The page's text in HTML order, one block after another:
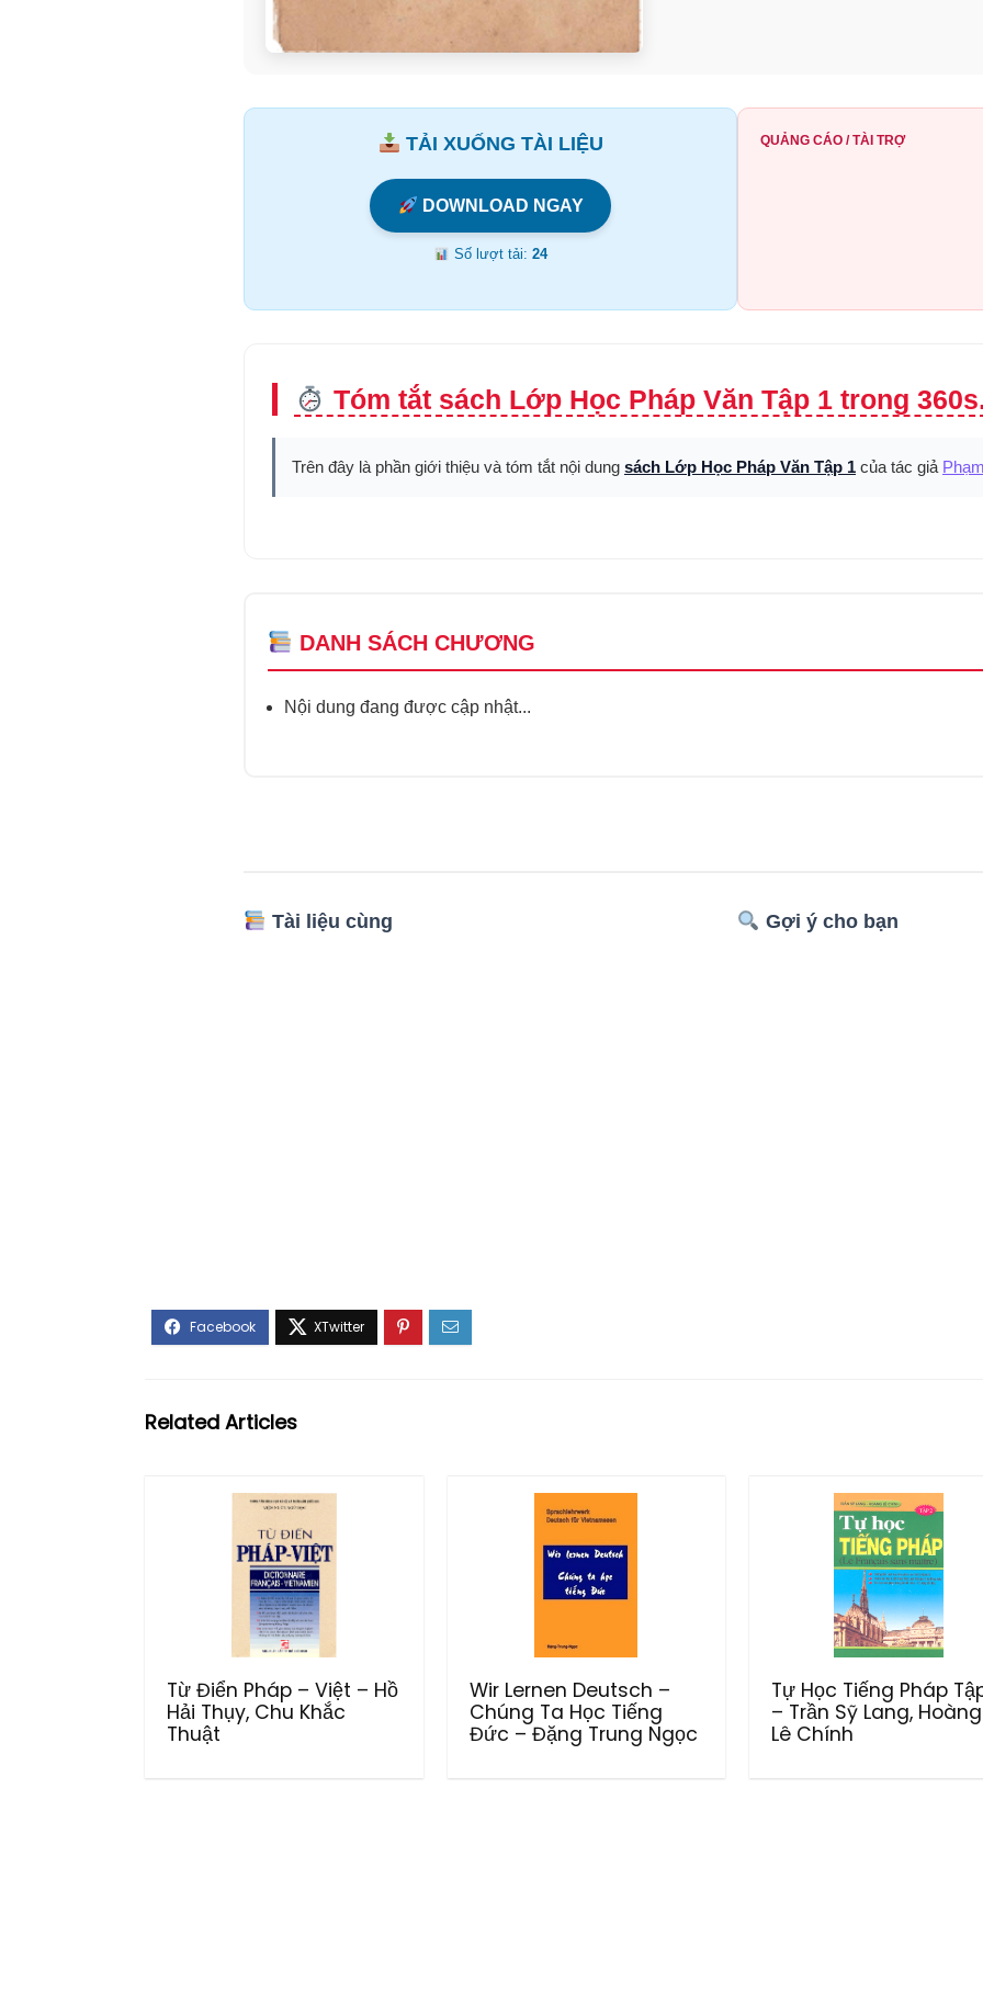
TẢI XUỐNG TÀI LIỆU
DOWNLOAD NGAY
Số lượt tải: 24
QUẢNG CÁO / TÀI TRỢ
Tóm tắt sách Lớp Học Pháp Văn Tập 1 trong
Trên đây là phần giới thiệu và tóm tắt nội dung sách Lớp Học Pháp Văn Tập 1 của tác giả
DANH SÁCH CHƯƠNG
Nội dung đang được cập nhật...
Tài liệu cùng Gợi ý cho bạn
Related Articles
Từ Điển Pháp – Việt – Hồ
Hải Thụy, Chu Khắc
Thuật
Wir Lernen Deutsch –
Chúng Ta Học Tiếng
Đức – Đặng Trung Ngọc
Tự Học Tiếng Pháp
– Trần Sỹ Lang, Hoàng
Lê Chính